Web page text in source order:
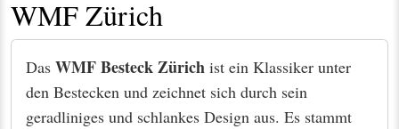
WMF Zürich
Das WMF Besteck Zürich ist ein Klassiker unter
den Bestecken und zeichnet sich durch sein
geradliniges und schlankes Design aus. Es stammt